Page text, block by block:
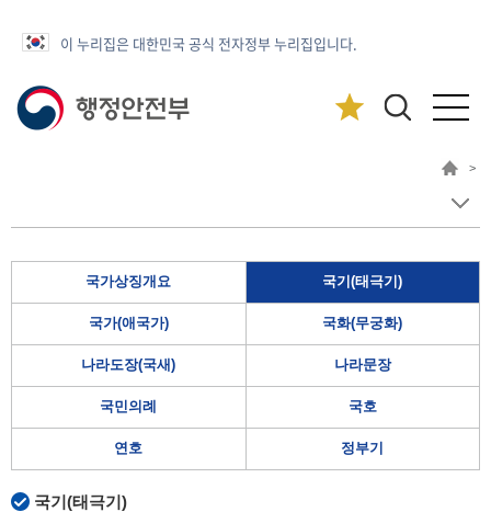
이 누리집은 대한민국 공식 전자정부 누리집입니다.
>
국가상징개요 국기(태극기)
국가(애국가) 국화(무궁화)
나라도장(국새) 나라문장
국민의례 국호
연호 정부기
국기(태극기)